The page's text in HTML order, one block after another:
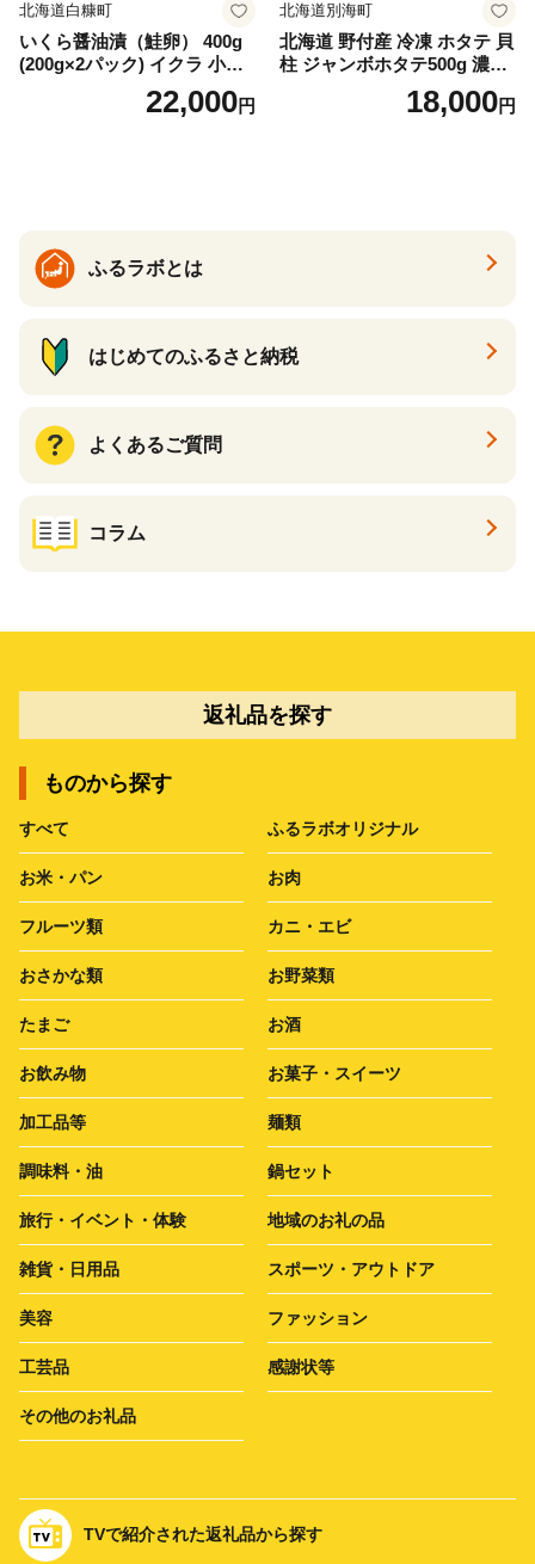
北海道白糠町
いくら醤油漬（鮭卵） 400g
(200g×2パック) イクラ 小分
け いくら醤油漬 鮭いくら い
くら醤油漬け 鮭 鮭卵 ikura
22,000円
北海道別海町
北海道 野付産 冷凍 ホタテ 貝
柱 ジャンボホタテ500g 濃厚
な旨味と甘み （ほたて ホタ
テ 帆立 貝柱 ホタテ貝柱 大玉
18,000円
ふるラボとは
はじめてのふるさと納税
よくあるご質問
コラム
返礼品を探す
ものから探す
すべて ふるラボオリジナル
お米・パン お肉
フルーツ類 カニ・エビ
おさかな類 お野菜類
たまご お酒
お飲み物 お菓子・スイーツ
加工品等 麺類
調味料・油 鍋セット
旅行・イベント・体験 地域のお礼の品
雑貨・日用品 スポーツ・アウトドア
美容 ファッション
工芸品 感謝状等
その他のお礼品
TVで紹介された返礼品から探す